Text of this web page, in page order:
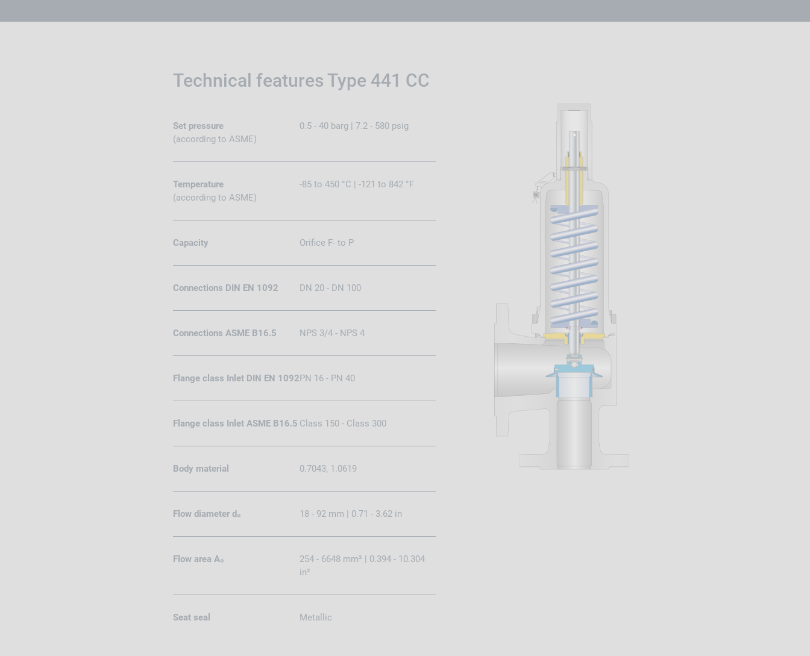
Technical features Type 441 CC
Set pressure
(according to ASME)
0.5 - 40 barg | 7.2 - 580 psig
Temperature
(according to ASME)
-85 to 450 °C | -121 to 842 °F
Capacity Orifice F- to P
Connections DIN EN 1092 DN 20 - DN 100
Connections ASME B16.5 NPS 3/4 - NPS 4
Flange class Inlet DIN EN 1092PN 16 - PN 40
Flange class Inlet ASME B16.5 Class 150 - Class 300
Body material 0.7043, 1.0619
Flow diameter d₀ 18 - 92 mm | 0.71 - 3.62 in
Flow area A₀
254 - 6648 mm² | 0.394 - 10.304
in²
Seat seal Metallic